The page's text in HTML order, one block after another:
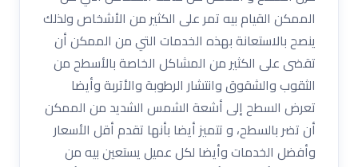
الممكن القيام بيه تمر على الكثير من الأشخاص ولذلك
ينصح بالاستعانة بهذه الخدمات التي من الممكن أن
تقضى على الكثير من المشاكل الخاصة بالأسطح من
الثقوب والشقوق وانتشار الرطوبة والأتربة وأيضا
تعرض السطح إلى أشعة الشمس الشديد من الممكن
أن تضر بالسطح، و تتميز أيضا بأنها تقدم أقل الأسعار
وأفضل الخدمات وأيضا لكل عميل يستعين بيه من